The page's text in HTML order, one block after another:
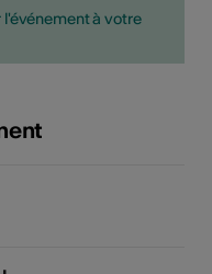
à votre